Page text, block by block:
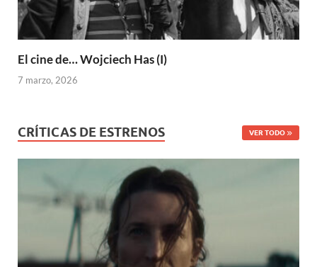
El cine de… Wojciech Has (I)
7 marzo, 2026
CRÍTICAS DE ESTRENOS VER TODO